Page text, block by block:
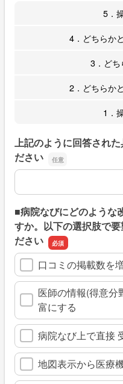
5．
4．どちらか
3．ど
2．どちらか
1．
上記のように回答され
ださい
上記のように回答され
■病院なびにどのような
すか。以下の選択肢で
ださい
口コミの掲載数を
医師の情報(得意分
富にする
病院なび上で直接
地図表示から医療